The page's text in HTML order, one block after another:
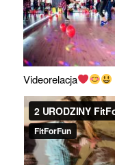
Videorelacja